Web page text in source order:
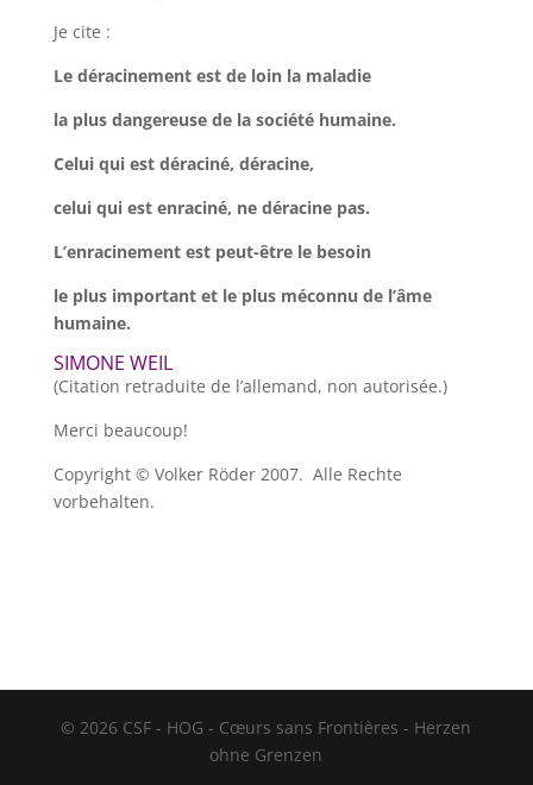
Je cite :
Le déracinement est de loin la maladie
laplus dangereuse de la société humaine.
Celui qui est déraciné, déracine,
celuiqui est enraciné, ne déracine pas.
L’enracinement est peut-être le besoin
leplus important et le plus méconnu de l’âme
humaine.
SIMONE WEIL
(Citation retraduite de l’allemand, non autorisée.)
Merci beaucoup!
Copyright © Volker Röder 2007. Alle Rechte
vorbehalten.
© 2026 CSF - HOG - Cœurs sans Frontières - Herzen
ohne Grenzen